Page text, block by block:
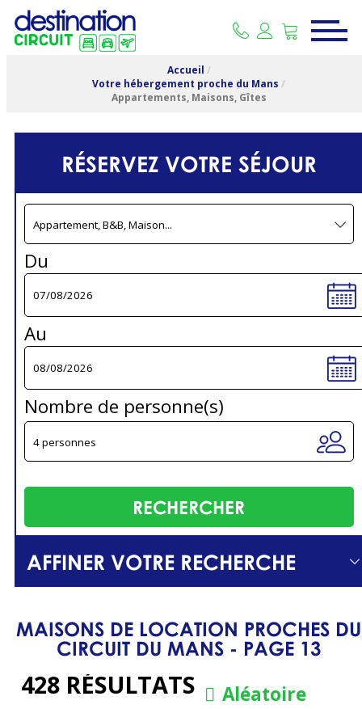
Accueil /
Votre hébergement proche du Mans /
Appartements, Maisons, Gîtes
RÉSERVEZ VOTRE SÉJOUR
Du
Au
Nombre de personne(s)
AFFINER VOTRE RECHERCHE
MAISONS DE LOCATION PROCHES DU
CIRCUIT DU MANS - PAGE 13
428 RÉSULTATS Aléatoire